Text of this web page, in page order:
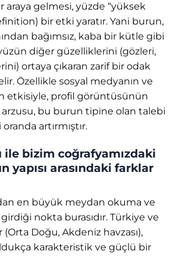
araya gelmesi, yüzde “yüksek
bir etki yaratır. Yani burun,
bağımsız, kaba bir kütle gibi
diğer güzelliklerini (gözleri,
ortaya çıkaran zarif bir odak
Özellikle sosyal medyanın ve
etkisiyle, profil görüntüsünün
arzusu, bu burun tipine olan talebi
artırmıştır.
bizim coğrafyamızdaki
yapısı arasındaki farklar
en büyük meydan okuma ve
nokta burasıdır. Türkiye ve
Doğu, Akdeniz havzası),
karakteristik ve güçlü bir